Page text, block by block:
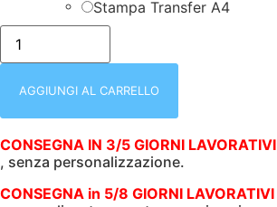
Stampa Transfer A4
GREMBIULE
PETTORINA
CON
|
|
70X88
|
AGGIUNGI AL CARRELLO
CONSEGNA IN 3/5 GIORNI LAVORATIVI
, senza personalizzazione.
CONSEGNA in 5/8 GIORNI LAVORATIVI